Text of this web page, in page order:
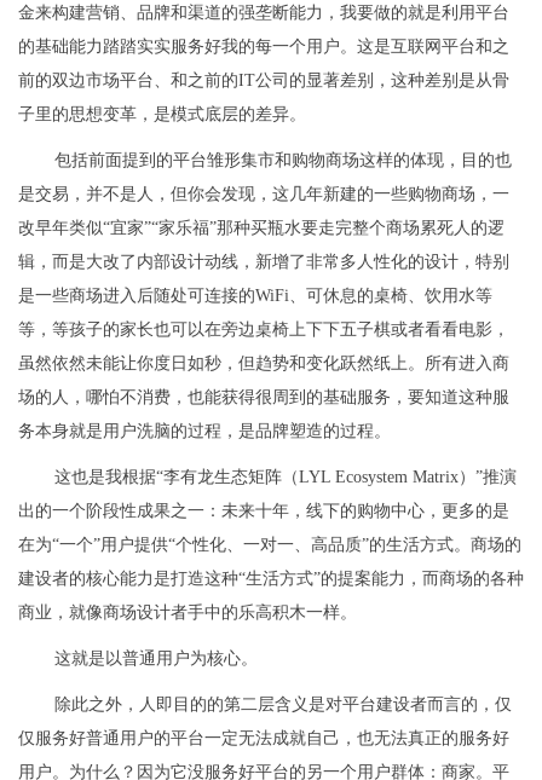
金来构建营销、品牌和渠道的强垄断能力，我要做的就是利用平台
的基础能力踏踏实实服务好我的每一个用户。这是互联网平台和之
前的双边市场平台、和之前的IT公司的显著差别，这种差别是从骨
子里的思想变革，是模式底层的差异。
包括前面提到的平台雏形集市和购物商场这样的体现，目的也
是交易，并不是人，但你会发现，这几年新建的一些购物商场，一
改早年类似“宜家”“家乐福”那种买瓶水要走完整个商场累死人的逻
辑，而是大改了内部设计动线，新增了非常多人性化的设计，特别
是一些商场进入后随处可连接的WiFi、可休息的桌椅、饮用水等
等，等孩子的家长也可以在旁边桌椅上下下五子棋或者看看电影，
虽然依然未能让你度日如秒，但趋势和变化跃然纸上。所有进入商
场的人，哪怕不消费，也能获得很周到的基础服务，要知道这种服
务本身就是用户洗脑的过程，是品牌塑造的过程。
这也是我根据“李有龙生态矩阵（LYL Ecosystem Matrix）”推演
出的一个阶段性成果之一：未来十年，线下的购物中心，更多的是
在为“一个”用户提供“个性化、一对一、高品质”的生活方式。商场的
建设者的核心能力是打造这种“生活方式”的提案能力，而商场的各种
商业，就像商场设计者手中的乐高积木一样。
这就是以普通用户为核心。
除此之外，人即目的的第二层含义是对平台建设者而言的，仅
仅服务好普通用户的平台一定无法成就自己，也无法真正的服务好
用户。为什么？因为它没服务好平台的另一个用户群体：商家。平